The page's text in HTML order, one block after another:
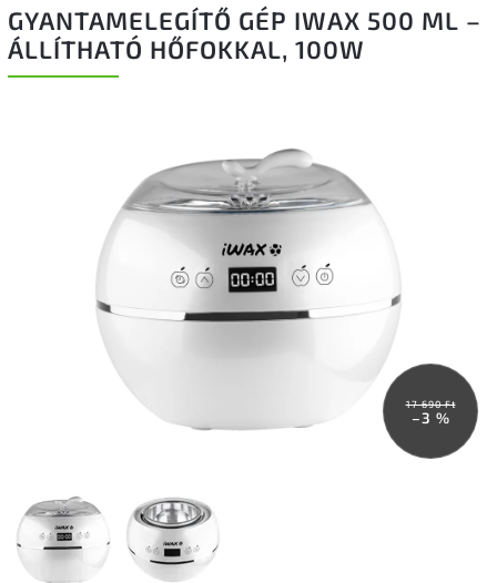
GYANTAMELEGÍTŐ GÉP IWAX 500 ML –
ÁLLÍTHATÓ HŐFOKKAL, 100W
17 690 Ft
–3 %